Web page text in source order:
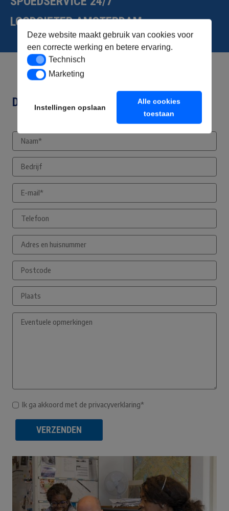
Deze website maakt gebruik van cookies voor
een correcte werking en betere ervaring.
TechnischTechnisch
MarketingMarketing
Instellingen opslaan
Alle cookies
toestaan
LOODGIETER AMSTERDAM
DIRECT CONTACT OPNEMEN
Ik ga akkoord met de privacyverklaring*
VERZENDEN